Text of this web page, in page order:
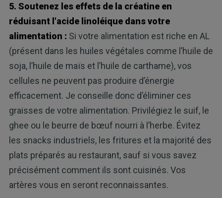
5. Soutenez les effets de la créatine en
réduisant l'acide linoléique dans votre
alimentation : Si votre alimentation est riche en AL
(présent dans les huiles végétales comme l’huile de
soja, l’huile de maïs et l’huile de carthame), vos
cellules ne peuvent pas produire d’énergie
efficacement. Je conseille donc d’éliminer ces
graisses de votre alimentation. Privilégiez le suif, le
ghee ou le beurre de bœuf nourri à l’herbe. Évitez
les snacks industriels, les fritures et la majorité des
plats préparés au restaurant, sauf si vous savez
précisément comment ils sont cuisinés. Vos
artères vous en seront reconnaissantes.